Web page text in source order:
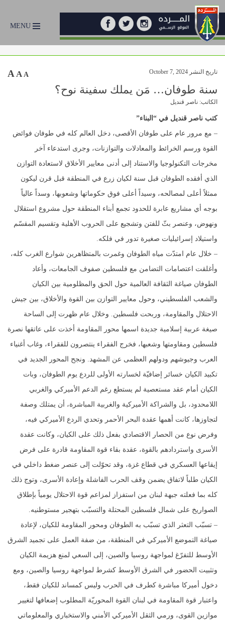
MENU
تاريخ النشر October 7, 2024 A A A
سنة طوفان… مَن يملك سفينة نوح؟
الكاتب: ناصر قنديل
كتب ناصر قنديل في “البناء”
– مع مرور عام على طوفان الأقصى، دخل العالم كله في طوفان فوائض
القوة ورسم الخرائط والمعادلات والتوازنات، وجرى استدعاء آخر
مخرجات التكنولوجيا والاستناد إلى أدنى معايير الأخلاق لاستعادة التوازن
الذي أفقده الطوفان قبل سنة لكيان زرع في المنطقة قبل قرن ليكون
ممثلاً أعلى لمصالحه، وسيداً أعلى فوق حكوماتها وشعوبها، وسداً عالياً
بوجه أي مشاريع عابرة للحدود تجمع أبناء المنطقة حول مشروع استقلال
ونهوض، وعنصر بثّ للفتن وتشجيع على الحروب الأهلية وتقسيم المقسّم
واستيلاد إسرائيليات صغيرة تدور في فلكه.
– خلال عام امتدّت مياه الطوفان وغمرت بالمتظاهرين شوارع الغرب كله،
وأغلقت اعتصامات التضامن مع فلسطين صفوف الجامعات، وأعاد
الطوفان صياغة الثقافة العالمية حول الحق والمظلومية بين الكيان
والشعب الفلسطيني، وحول معايير التوازن بين القوة والأخلاق، بين جيش
الاحتلال والمقاومة، وربحت فلسطين. وخلال عام ظهرت إلى الساحة
صيغة عربية إسلامية جديدة اسمها محور المقاومة أخذت على عاتقها نصرة
فلسطين ومقاومتها وشعبها، فخرج الفقراء ينتصرون للفقراء، وغاب أغنياء
العرب وجيوشهم ودولهم العظمى عن المشهد. ونجح المحور الجديد في
تكبيد الكيان خسائر إضافيّة لخسارته الأولى للردع يوم الطوفان، وبات
الكيان أمام عقد مستعصية لم يستطع رغم الدعم الأميركي والغربي
اللامحدود، بل والشراكة الأميركية والغربية المباشرة، أن يمتلك وصفة
لتجاوزها، كانت أهمها عقدة البحر الأحمر وتحدي الردع الأميركي فيه،
وفرض نوع من الحصار الاقتصادي بفعل ذلك على الكيان، وكانت عقدة
الأسرى واستردادهم بالقوة، عقدة بقاء قوة المقاومة قادرة على فرض
إيقاعها العسكري في قطاع غزة، وقد تحوّلت إلى عنصر ضغط داخلي في
الكيان طلباً لاتفاق يضمن وقف الحرب الفاشلة وإعادة الأسرى، وتوج ذلك
كله بما فعلته جبهة لبنان من استفزاز لمزاعم قوة الاحتلال يومياً بإطلاق
الصواريخ على شمال فلسطين المحتلة والتسبّب بتهجير مستوطنيه.
– تسبّب التعثر الذي تسبّب به الطوفان ومحور المقاومة للكيان، لإعادة
صياغة التموضع الأميركي في المنطقة، من ضفة العمل على تجميد الشرق
الأوسط للتفرّغ لمواجهة روسيا والصين، إلى السعي لمنع هزيمة الكيان
وتثبيت الحضور في الشرق الأوسط كشرط لمواجهة روسيا والصين، ومع
دخول أميركا مباشرة كطرف في الحرب وليس كمساند للكيان فقط،
واعتبار قوة المقاومة في لبنان القوة المحوريّة المطلوب إضعافها لتغيير
موازين القوى، ورمي الثقل الأميركي الأمني والاستخباري والمعلوماتي